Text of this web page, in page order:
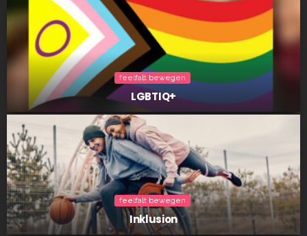
feelfalt bewegen
LGBTIQ+
feelfalt bewegen
Inklu­si­on